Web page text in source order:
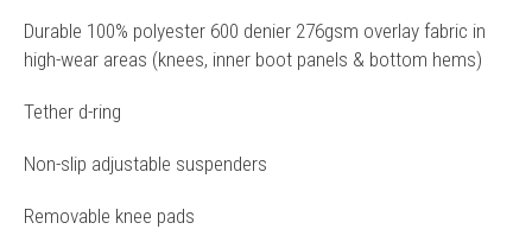
Durable 100% polyester 600 denier 276gsm overlay fabric in
high-wear areas (knees, inner boot panels & bottom hems)
Tether d-ring
Non-slip adjustable suspenders
Removable knee pads